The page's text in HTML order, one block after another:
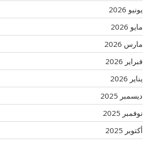
يونيو 2026
مايو 2026
مارس 2026
فبراير 2026
يناير 2026
ديسمبر 2025
نوفمبر 2025
أكتوبر 2025